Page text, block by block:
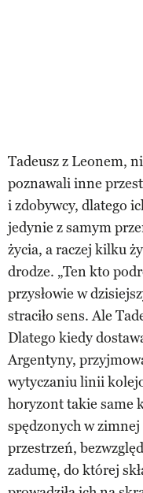
Tadeusz z Leonem,
poznawali inne
i zdobywcy, dlatego
jedynie z samym
życia, a raczej kilku
drodze. „Ten kto
przysłowie w
straciło sens. Ale
Dlatego kiedy
Argentyny,
wytyczaniu linii
horyzont takie same
spędzonych w
przestrzeń,
zadumę, do której